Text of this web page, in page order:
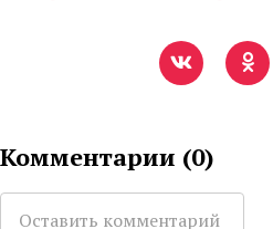
Комментарии (0)